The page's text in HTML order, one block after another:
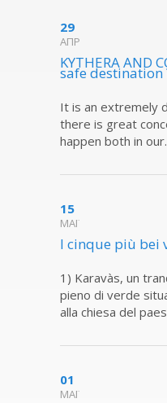
29
ΑΠΡ
KYTHERA AND
safe destination
It is an extremely
there is great
happen both in
15
ΜΑΪ
I cinque più bei
1) Karavàs, un
pieno di verde
alla chiesa del
01
ΜΑΪ